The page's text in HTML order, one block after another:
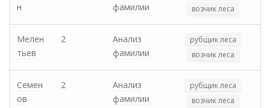
н
фамилии
возчик леса
Мелен
тьев
2
Анализ
фамилии
рубщик леса
возчик леса
Семен
ов
2
Анализ
фамилии
рубщик леса
возчик леса